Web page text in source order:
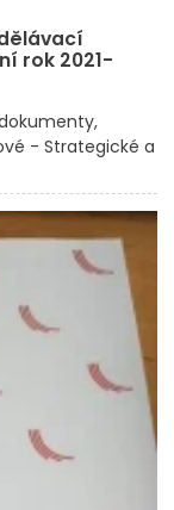
rok 2021-
- Strategické a